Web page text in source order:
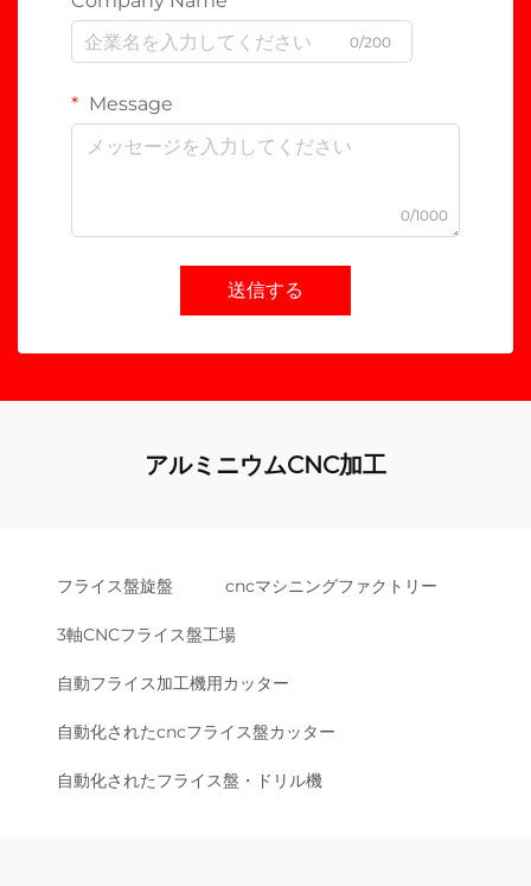
0/200
Message
0/1000
送信する
アルミニウムCNC加工
フライス盤旋盤 cncマシニングファクトリー
3軸CNCフライス盤工場
自動フライス加工機用カッター
自動化されたcncフライス盤カッター
自動化されたフライス盤・ドリル機